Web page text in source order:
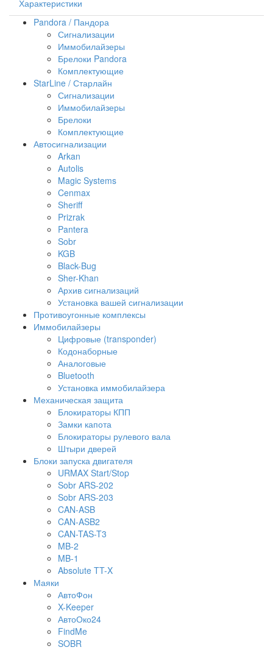
Характеристики
Pandora / Пандора
Сигнализации
Иммобилайзеры
Брелоки Pandora
Комплектующие
StarLine / Старлайн
Сигнализации
Иммобилайзеры
Брелоки
Комплектующие
Автосигнализации
Arkan
Autolis
Magic Systems
Cenmax
Sheriff
Prizrak
Pantera
Sobr
KGB
Black-Bug
Sher-Khan
Архив сигнализаций
Установка вашей сигнализации
Противоугонные комплексы
Иммобилайзеры
Цифровые (transponder)
Кодонаборные
Аналоговые
Bluetooth
Установка иммобилайзера
Механическая защита
Блокираторы КПП
Замки капота
Блокираторы рулевого вала
Штыри дверей
Блоки запуска двигателя
URMAX Start/Stop
Sobr ARS-202
Sobr ARS-203
CAN-ASB
CAN-ASB2
CAN-TAS-T3
MB-2
MB-1
Absolute TT-X
Маяки
АвтоФон
X-Keeper
АвтоОко24
FindMe
SOBR